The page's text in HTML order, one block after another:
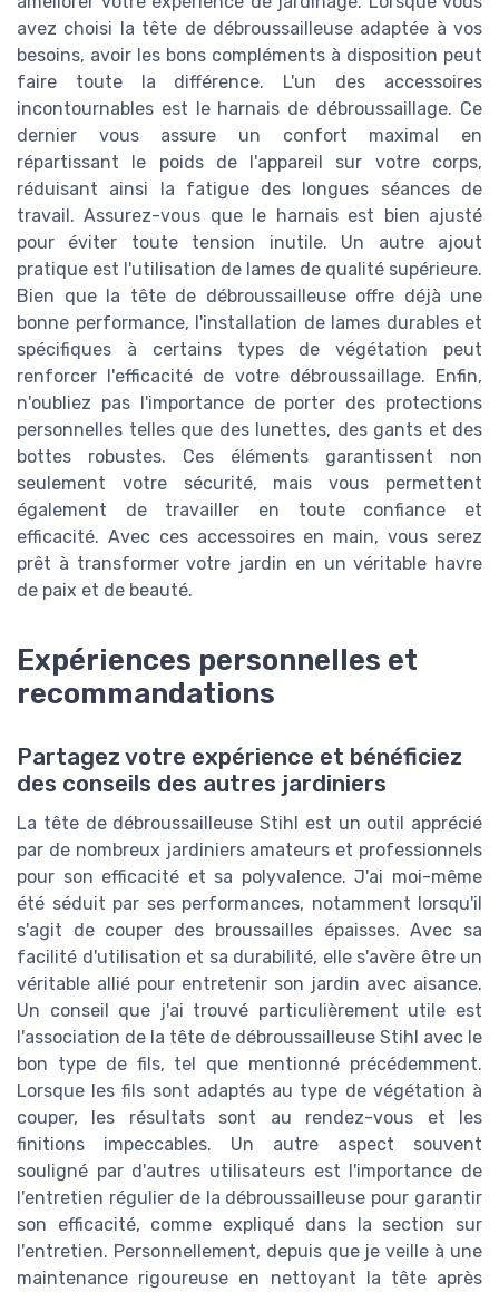
avez choisi la tête de débroussailleuse adaptée à vos
besoins, avoir les bons compléments à disposition peut
faire toute la différence. L'un des accessoires
incontournables est le harnais de débroussaillage. Ce
dernier vous assure un confort maximal en
répartissant le poids de l'appareil sur votre corps,
réduisant ainsi la fatigue des longues séances de
travail. Assurez-vous que le harnais est bien ajusté
pour éviter toute tension inutile. Un autre ajout
pratique est l'utilisation de lames de qualité supérieure.
Bien que la tête de débroussailleuse offre déjà une
bonne performance, l'installation de lames durables et
spécifiques à certains types de végétation peut
renforcer l'efficacité de votre débroussaillage. Enfin,
n'oubliez pas l'importance de porter des protections
personnelles telles que des lunettes, des gants et des
bottes robustes. Ces éléments garantissent non
seulement votre sécurité, mais vous permettent
également de travailler en toute confiance et
efficacité. Avec ces accessoires en main, vous serez
prêt à transformer votre jardin en un véritable havre
de paix et de beauté.
Expériences personnelles et
recommandations
Partagez votre expérience et bénéficiez
des conseils des autres jardiniers
La tête de débroussailleuse Stihl est un outil apprécié
par de nombreux jardiniers amateurs et professionnels
pour son efficacité et sa polyvalence. J'ai moi-même
été séduit par ses performances, notamment lorsqu'il
s'agit de couper des broussailles épaisses. Avec sa
facilité d'utilisation et sa durabilité, elle s'avère être un
véritable allié pour entretenir son jardin avec aisance.
Un conseil que j'ai trouvé particulièrement utile est
l'association de la tête de débroussailleuse Stihl avec le
bon type de fils, tel que mentionné précédemment.
Lorsque les fils sont adaptés au type de végétation à
couper, les résultats sont au rendez-vous et les
finitions impeccables. Un autre aspect souvent
souligné par d'autres utilisateurs est l'importance de
l'entretien régulier de la débroussailleuse pour garantir
son efficacité, comme expliqué dans la section sur
l'entretien. Personnellement, depuis que je veille à une
maintenance rigoureuse en nettoyant la tête après